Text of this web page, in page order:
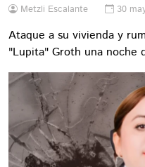
Metzli Escalante 30
Ataque a su vivienda y
"Lupita" Groth una noche